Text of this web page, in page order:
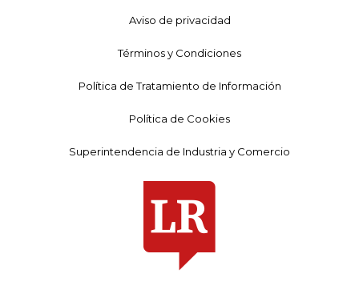
Aviso de privacidad
Términos y Condiciones
Política de Tratamiento de Información
Política de Cookies
Superintendencia de Industria y Comercio